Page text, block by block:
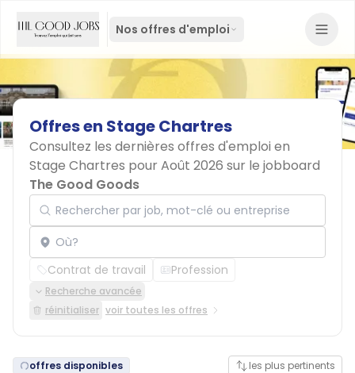
Nos offres d'emploi
Offresen StageChartres
Consultez les dernières offres d'emploi en
Stage Chartres pour Août 2026 sur le jobboard
The Good Goods
Rechercher par job, mot-clé ou entreprise
Localisation
Contrat de travail Profession
Recherche avancée
réinitialiser voir toutes les offres
offres disponibles les plus pertinents